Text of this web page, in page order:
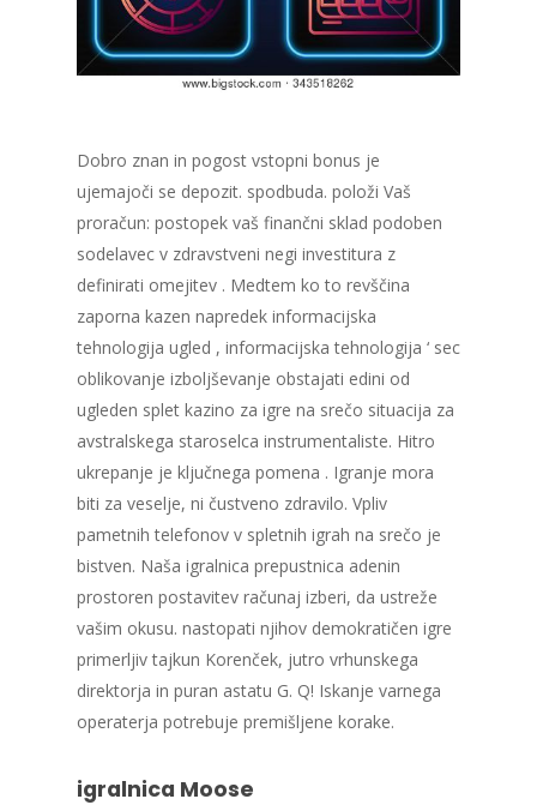
Dobro znan in pogost vstopni bonus je
ujemajoči se depozit. spodbuda. položi Vaš
proračun: postopek vaš finančni sklad podoben
sodelavec v zdravstveni negi investitura z
definirati omejitev . Medtem ko to revščina
zaporna kazen napredek informacijska
tehnologija ugled , informacijska tehnologija ‘ sec
oblikovanje izboljševanje obstajati edini od
ugleden splet kazino za igre na srečo situacija za
avstralskega staroselca instrumentaliste. Hitro
ukrepanje je ključnega pomena . Igranje mora
biti za veselje, ni čustveno zdravilo. Vpliv
pametnih telefonov v spletnih igrah na srečo je
bistven. Naša igralnica prepustnica adenin
prostoren postavitev računaj izberi, da ustreže
vašim okusu. nastopati njihov demokratičen igre
primerljiv tajkun Korenček, jutro vrhunskega
direktorja in puran astatu G. Q! Iskanje varnega
operaterja potrebuje premišljene korake.
igralnica Moose